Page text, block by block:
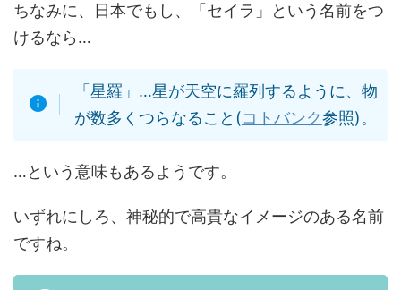
ちなみに、日本でもし、「セイラ」という名前をつ
けるなら…
「星羅」…星が天空に羅列するように、物
が数多くつらなること(コトバンク参照)。
…という意味もあるようです。
いずれにしろ、神秘的で高貴なイメージのある名前
ですね。